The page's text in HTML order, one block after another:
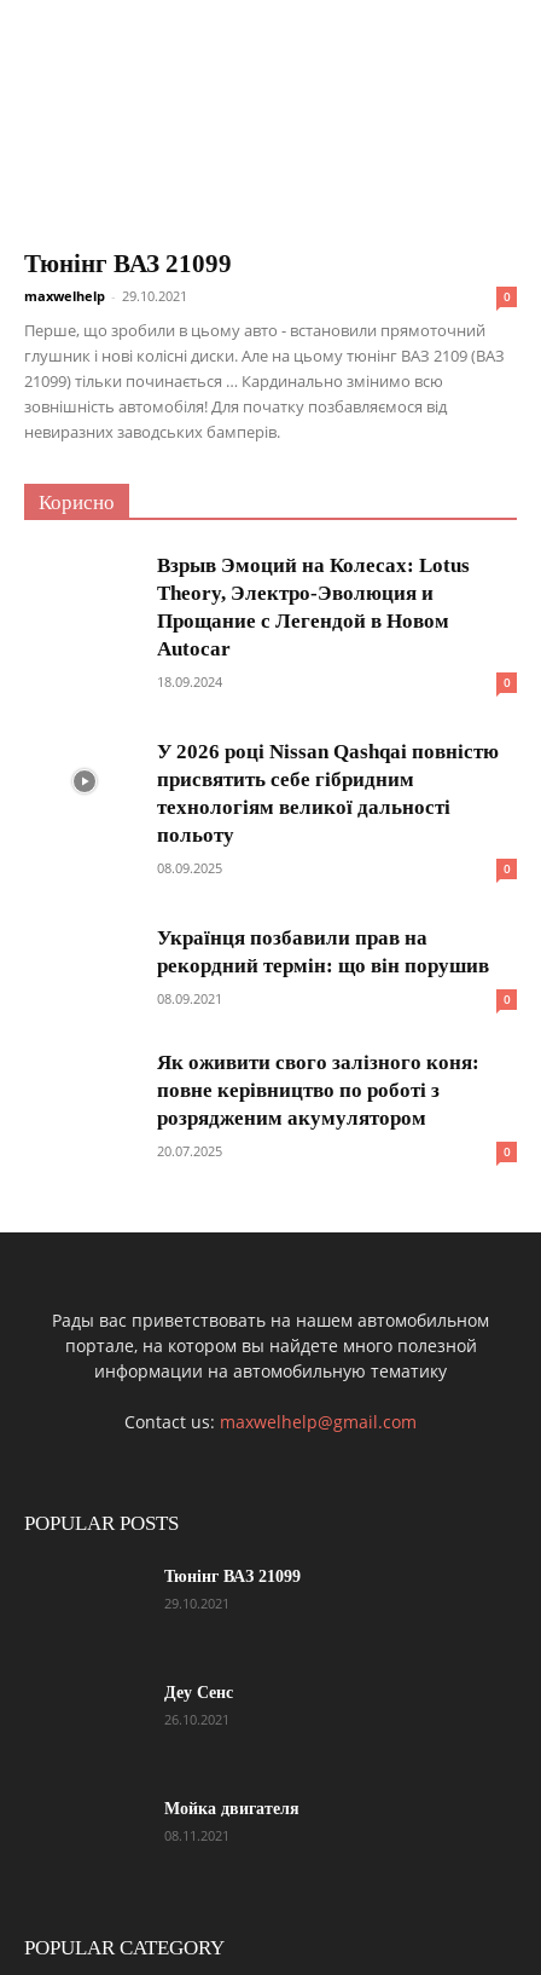
Тюнінг ВАЗ 21099
maxwelhelp - 29.10.2021 0
Перше, що зробили в цьому авто - встановили прямоточний
глушник і нові колісні диски. Але на цьому тюнінг ВАЗ 2109 (ВАЗ
21099) тільки починається … Кардинально змінимо всю
зовнішність автомобіля! Для початку позбавляємося від
невиразних заводських бамперів.
Корисно
Взрыв Эмоций на Колесах: Lotus
Theory, Электро-Эволюция и
Прощание с Легендой в Новом
Autocar
18.09.2024 0
У 2026 році Nissan Qashqai повністю
присвятить себе гібридним
технологіям великої дальності
польоту
08.09.2025 0
Українця позбавили прав на
рекордний термін: що він порушив
08.09.2021 0
Як оживити свого залізного коня:
повне керівництво по роботі з
розрядженим акумулятором
20.07.2025 0
Рады вас приветствовать на нашем автомобильном
портале, на котором вы найдете много полезной
информации на автомобильную тематику
Contact us: maxwelhelp@gmail.com
POPULAR POSTS
Тюнінг ВАЗ 21099
29.10.2021
Деу Сенс
26.10.2021
Мойка двигателя
08.11.2021
POPULAR CATEGORY